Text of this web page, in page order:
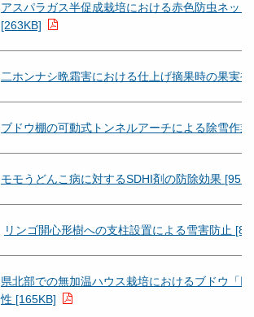
アスパラガス半促成栽培における赤色防虫ネッ
[263KB]
二ホンナシ晩霜害における仕上げ摘果時の果実
ブドウ棚の可動式トンネルアーチによる除雪作
モモうどんこ病に対するSDHI剤の防除効果
リンゴ開心形樹への支柱設置による雪害防止
県北部での無加温ハウス栽培におけるブドウ「
性 [165KB]